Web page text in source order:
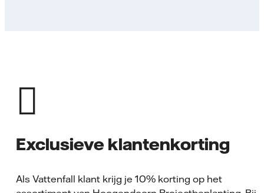
Exclusieve klantenkorting
Als Vattenfall klant krijg je 10% korting op het